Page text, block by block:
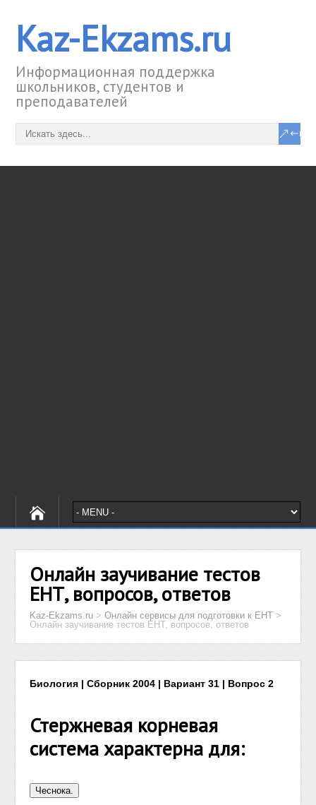
Kaz-Ekzams.ru
Информационная поддержка
школьников, студентов и
преподавателей
Онлайн заучивание тестов
ЕНТ, вопросов, ответов
Kaz-Ekzams.ru >Онлайн сервисы для подготовки к ЕНТ >
Онлайн заучивание тестов ЕНТ, вопросов, ответов
Биология | Сборник 2004 | Вариант 31 | Вопрос 2
Стержневая корневая
система характерна для: